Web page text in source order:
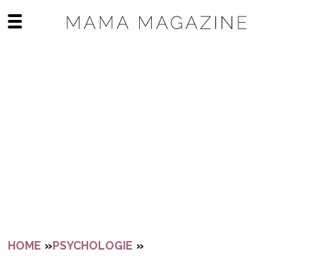
Open het mobiele menu
HOME »PSYCHOLOGIE »